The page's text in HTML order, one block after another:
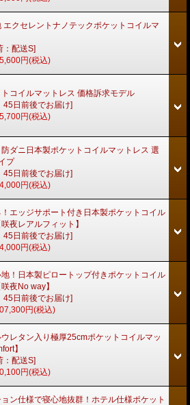
エクセレントナノテックポケットコイルマ
：配送S]
円(税込)
コイルマットレス 価格訴求モデル
45日前後でお届け]
円(税込)
ダニ日本製ポケットコイルマットレス 選
プ
45日前後でお届け]
円(税込)
エッジサポート付き日本製ポケットコイル
夜レアルフィット】
45日前後でお届け]
円(税込)
！日本製ピロートップ付きポケットコイル
夜No way】
45日前後でお届け]
円(税込)
レタン入り極厚25cmポケットコイルマッ
】
：配送S]
円(税込)
ン仕様で寝心地抜群！ホテル仕様ポケット